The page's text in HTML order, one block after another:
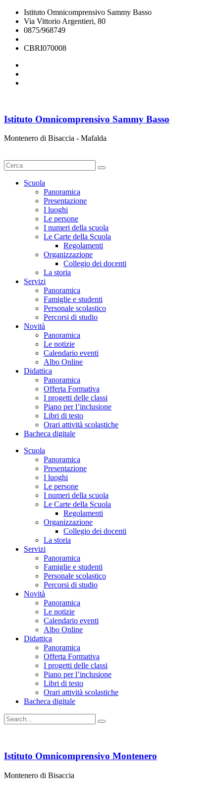
Istituto Omnicomprensivo Sammy Basso
Via Vittorio Argentieri, 80
0875/968749
CBRI070008
Istituto Omnicomprensivo Sammy Basso
Montenero di Bisaccia - Mafalda
Scuola
Panoramica
Presentazione
I luoghi
Le persone
I numeri della scuola
Le Carte della Scuola
Regolamenti
Organizzazione
Collegio dei docenti
La storia
Servizi
Panoramica
Famiglie e studenti
Personale scolastico
Percorsi di studio
Novità
Panoramica
Le notizie
Calendario eventi
Albo Online
Didattica
Panoramica
Offerta Formativa
I progetti delle classi
Piano per l’inclusione
Libri di testo
Orari attività scolastiche
Bacheca digitale
Scuola
Panoramica
Presentazione
I luoghi
Le persone
I numeri della scuola
Le Carte della Scuola
Regolamenti
Organizzazione
Collegio dei docenti
La storia
Servizi
Panoramica
Famiglie e studenti
Personale scolastico
Percorsi di studio
Novità
Panoramica
Le notizie
Calendario eventi
Albo Online
Didattica
Panoramica
Offerta Formativa
I progetti delle classi
Piano per l’inclusione
Libri di testo
Orari attività scolastiche
Bacheca digitale
Istituto Omnicomprensivo Montenero
Montenero di Bisaccia